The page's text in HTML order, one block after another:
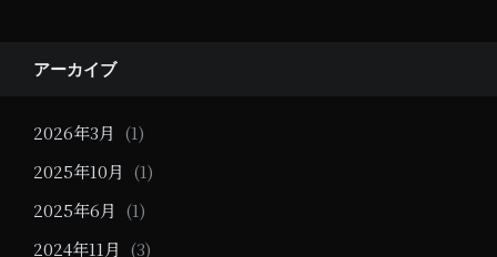
シ
ン
アーカイブ
2026年3月 (1)
2025年10月 (1)
2025年6月 (1)
2024年11月 (3)